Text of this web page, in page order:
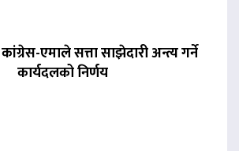
एमाले सत्ता साझेदारी अन्त्य गर्ने
कार्यदलको निर्णय